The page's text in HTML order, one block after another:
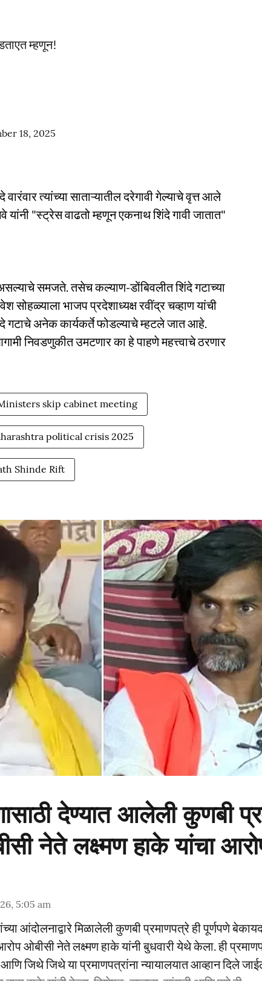
म्हणून!
18, 2025
त्यांच्या साताऱ्यातील दरेगावी गेल्याचे वृत्त आले
यांनी "स्ट्रेस वाढतो म्हणून एकनाथ शिंदे गावी जातात"
समजते. तसेच कल्याण-डोंबिवलीत शिंदे गटाच्या
भाजप प्रदेशाध्यक्ष रवींद्र चव्हाण यांची
गटाचे अनेक कार्यकर्ते फोडल्याचे म्हटले जात आहे.
निवडणुकीत उमटणार का हे पाहणे महत्त्वाचे ठरणार
skip cabinet meeting
political crisis 2025
Shinde Rift
देण्यात आलेली कुणबी
नेते लक्ष्मण हाके यांचा
5:05 am
आंदोलनाद्वारे मिळालेली कुणबी प्रमाणपत्रे ही पूर्णपणे
ओबीसी नेते लक्ष्मण हाके यांनी बुधवारी येथे केला. ही
जिथे जिथे या प्रमाणपत्रांना न्यायालयात आव्हान दिले